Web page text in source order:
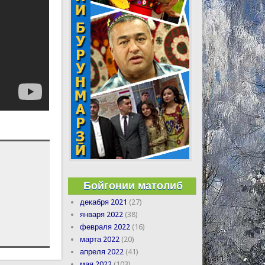
Бойгонии матолиб
декабря 2021 (27)
января 2022 (38)
февраля 2022 (16)
марта 2022 (20)
апреля 2022 (41)